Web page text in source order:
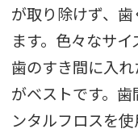
が取り除けず、
ます。色々なサ
歯のすき間に入
がベストです。
ンタルフロスを使